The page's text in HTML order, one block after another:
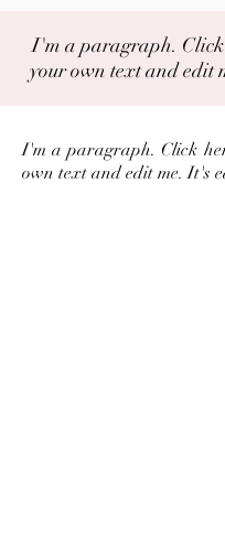
I'm a paragraph. Click
your own text and edit
I'm a paragraph. Click
own text and edit me. It's